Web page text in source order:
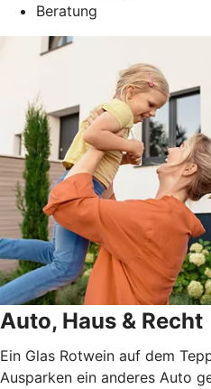
Beratung
Auto, Haus & Recht
Ein Glas Rotwein auf dem
Ausparken ein anderes Auto